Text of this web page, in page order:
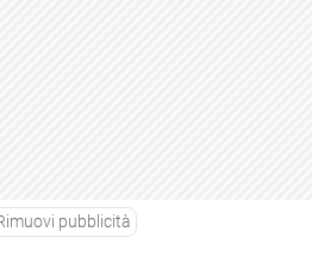
pubblicità